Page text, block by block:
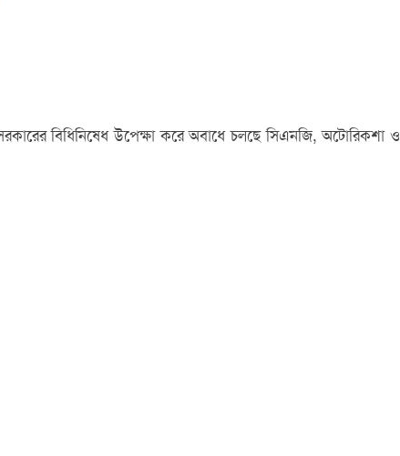
বিধিনিষেধ উপেক্ষা করে অবাধে চলছে সিএনজি, অটোরিকশা ও